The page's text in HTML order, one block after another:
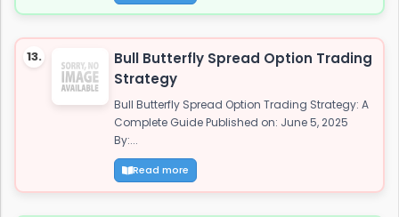
13.
Bull Butterfly Spread Option Trading
Strategy
Bull Butterfly Spread Option Trading Strategy: A
Complete Guide Published on: June 5, 2025
By:...
Read more